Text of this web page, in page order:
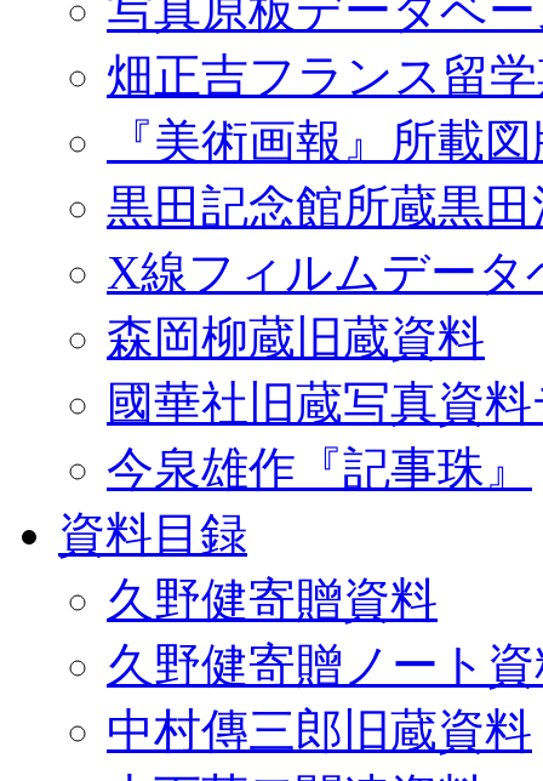
畑正吉フランス留
『美術画報』所載
黒田記念館所蔵黒
X線フィルムデータ
森岡柳蔵旧蔵資料
國華社旧蔵写真資
今泉雄作『記事珠』
資料目録
久野健寄贈資料
久野健寄贈ノート
中村傳三郎旧蔵資料